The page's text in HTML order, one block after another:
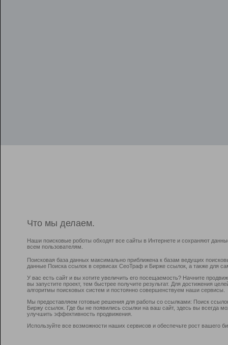
Что мы делаем.
Наши поисковые роботы обходят все сайты в Интернете и сохраняют
всем пользователям.
Поисковая база данных максимально приближена к базам ведущих
данные Поиска ссылок в сервисах СеоТраф и Бирже ссылок, а также для
У вас есть сайт и вы хотите увеличить его посещаемость? Начните
вы запустите проект, тем быстрее получите результат. Для достижения
алгоритмы поисковых систем и постоянно совершенствуем наши сервисы.
Мы предоставляем готовые решения для работы со ссылками: Поиск
Биржу ссылок. Где бы не появились ссылки на ваш сайт, здесь вы всегда
улучшить эффективность продвижения.
Используйте все возможности наших сервисов и обеспечьте рост вашего